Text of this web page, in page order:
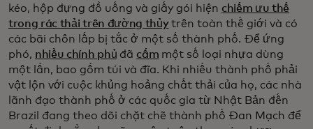
kéo, hộp đựng đồ uống và giấy gói hiện chiếm ưu thế
trong rác thải trên đường thủytrên toàn thế giới và có
các bãi chôn lấp bị tắc ở một số thành phố. Để ứng
phó, nhiều chính phủ đã cấm một số loại nhựa dùng
một lần, bao gồm túi và đĩa. Khi nhiều thành phố phải
vật lộn với cuộc khủng hoảng chất thải của họ, các nhà
lãnh đạo thành phố ở các quốc gia từ Nhật Bản đến
Brazil đang theo dõi chặt chẽ thành phố Đan Mạch để